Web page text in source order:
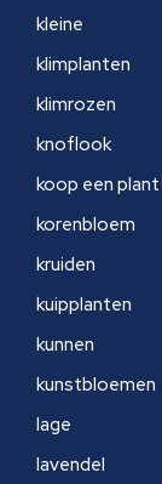
kleine
klimplanten
klimrozen
knoflook
koop een plant
korenbloem
kruiden
kuipplanten
kunnen
kunstbloemen
lage
lavendel